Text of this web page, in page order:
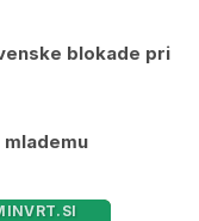
blokade pri